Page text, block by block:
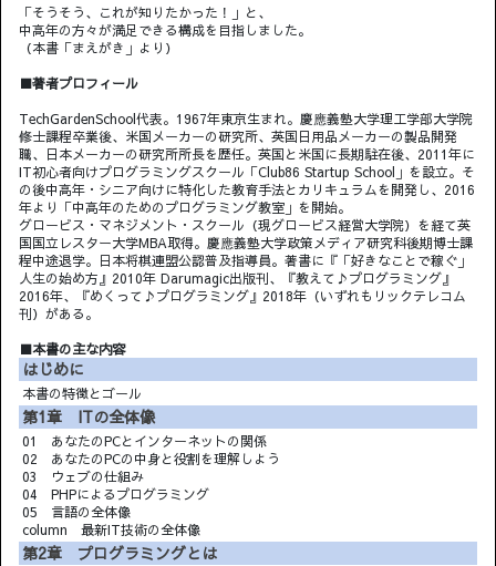
「そうそう、これが知りたかった！」と、
中高年の方々が満足できる構成を目指しました。
（本書「まえがき」より）
■著者プロフィール
TechGardenSchool代表。1967年東京生まれ。慶應義塾大学理工学部大学院
修士課程卒業後、米国メーカーの研究所、英国日用品メーカーの製品開発
職、日本メーカーの研究所所長を歴任。英国と米国に長期駐在後、2011年に
IT初心者向けプログラミングスクール「Club86 Startup School」を設立。そ
の後中高年・シニア向けに特化した教育手法とカリキュラムを開発し、2016
年より「中高年のためのプログラミング教室」を開始。
グロービス・マネジメント・スクール（現グロービス経営大学院）を経て英
国国立レスター大学MBA取得。慶應義塾大学政策メディア研究科後期博士課
程中途退学。日本将棋連盟公認普及指導員。著書に『「好きなことで稼ぐ」
人生の始め方』2010年 Darumagic出版刊、『教えて♪プログラミング』
2016年、『めくって♪プログラミング』2018年（いずれもリックテレコム
刊）がある。
■本書の主な内容
はじめに
本書の特徴とゴール
第1章 ITの全体像
01 あなたのPCとインターネットの関係
02 あなたのPCの中身と役割を理解しよう
03 ウェブの仕組み
04 PHPによるプログラミング
05 言語の全体像
column 最新IT技術の全体像
第2章 プログラミングとは